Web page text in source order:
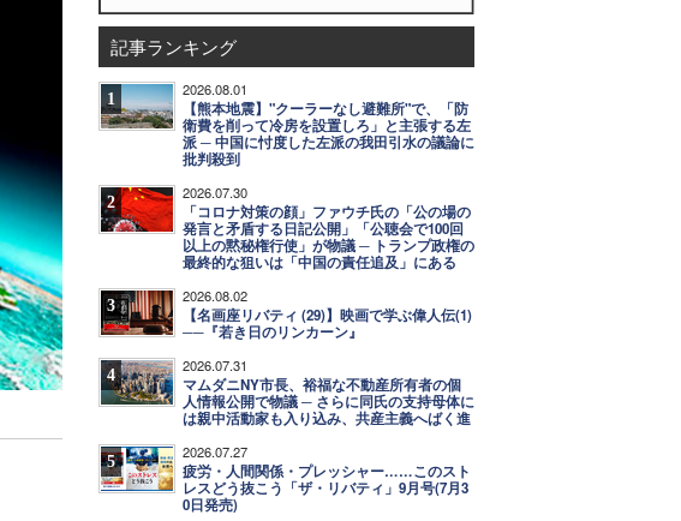
記事ランキング
1 2026.08.01
【熊本地震】"クーラーなし避難所"で、「防
衛費を削って冷房を設置しろ」と主張する左
派 ─ 中国に忖度した左派の我田引水の議論に
批判殺到
2 2026.07.30
「コロナ対策の顔」ファウチ氏の「公の場の
発言と矛盾する日記公開」「公聴会で100回
以上の黙秘権行使」が物議 ─ トランプ政権の
最終的な狙いは「中国の責任追及」にある
3 2026.08.02
【名画座リバティ (29)】映画で学ぶ偉人伝(1)
──『若き日のリンカーン』
4 2026.07.31
マムダニNY市長、裕福な不動産所有者の個
人情報公開で物議 ─ さらに同氏の支持母体に
は親中活動家も入り込み、共産主義へばく進
5 2026.07.27
疲労・人間関係・プレッシャー……このスト
レスどう抜こう「ザ・リバティ」9月号(7月3
0日発売)